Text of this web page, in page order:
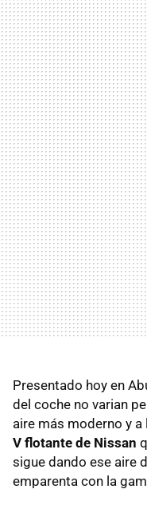
Presentado hoy en
del coche no varian
aire más moderno y a
V flotante de Nissan
sigue dando ese aire
emparenta con la